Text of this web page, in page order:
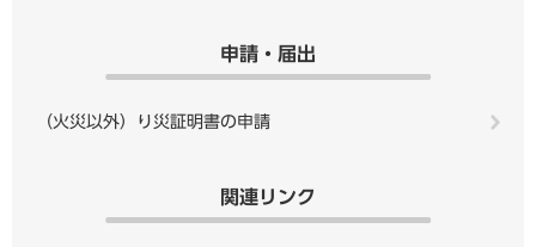
申請・届出
（火災以外）り災証明書の申請
関連リンク